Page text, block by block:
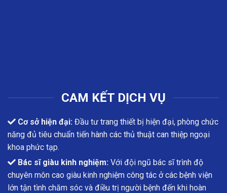
CAM KẾT DỊCH VỤ
Cơ sở hiện đại: Đầu tư trang thiết bị hiện đại, phòng chức
năng đủ tiêu chuẩn tiến hành các thủ thuật can thiệp ngoại
khoa phức tạp.
Bác sĩ giàu kinh nghiệm: Với đội ngũ bác sĩ trình độ
chuyên môn cao giàu kinh nghiệm công tác ở các bệnh viện
lớn tận tình chăm sóc và điều trị người bệnh đến khi hoàn